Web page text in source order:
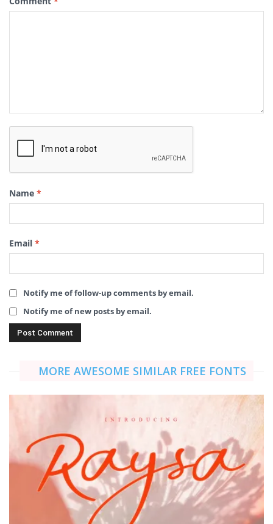
Name *
Email *
Notify me of follow-up comments by email.
Notify me of new posts by email.
MORE AWESOME SIMILAR FREE FONTS